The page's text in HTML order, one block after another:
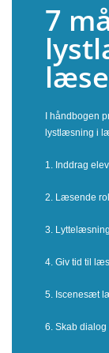
7
I håndbogen
lystlæsning i
1. Inddrag
2. Læsende
3.
4. Giv tid til
5.
6. Skab